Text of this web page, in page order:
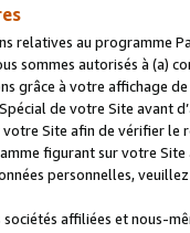
relatives au programme
sommes autorisés à
grâce à votre affichage
de votre Site avant
votre Site afin de vérifier
figurant sur votre
personnelles,
sociétés affiliées et nous-